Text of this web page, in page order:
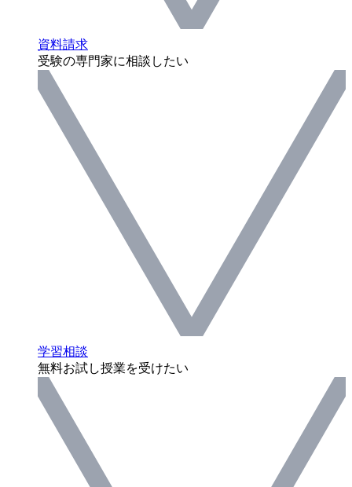
資料請求
受験の専門家に相談したい
学習相談
無料お試し授業を受けたい